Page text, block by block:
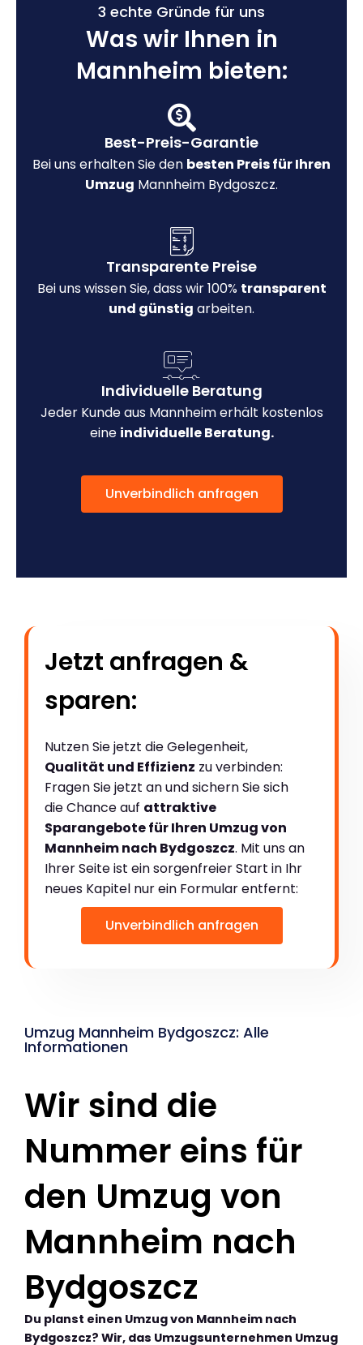
3 echte Gründe für uns
Was wir Ihnen in
Mannheim bieten:
Best-Preis-Garantie
Bei uns erhalten Sie den besten Preis für Ihren
Umzug Mannheim Bydgoszcz.
Transparente Preise
Bei uns wissen Sie, dass wir 100% transparent
und günstig arbeiten.
Individuelle Beratung
Jeder Kunde aus Mannheim erhält kostenlos
eine individuelle Beratung.
Unverbindlich anfragen
Jetzt anfragen &
sparen:
Nutzen Sie jetzt die Gelegenheit,
Qualität und Effizienz zu verbinden:
Fragen Sie jetzt an und sichern Sie sich
die Chance auf attraktive
Sparangebote für Ihren Umzug von
Mannheim nach Bydgoszcz. Mit uns an
Ihrer Seite ist ein sorgenfreier Start in Ihr
neues Kapitel nur ein Formular entfernt:
Unverbindlich anfragen
Umzug Mannheim Bydgoszcz: Alle
Informationen
Wir sind die
Nummer eins für
den Umzug von
Mannheim nach
Bydgoszcz
Du planst einen Umzug von Mannheim nach
Bydgoszcz? Wir, das Umzugsunternehmen Umzug